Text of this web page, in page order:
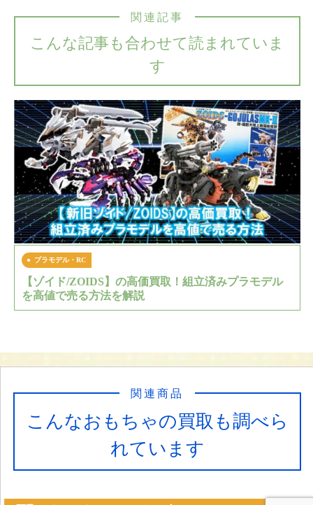
こんな記事も合わせて読まれていま
す
関連記事
プラモデル・RC
【ゾイド/ZOIDS】の高価買取！組立済みプラモデル
を高値で売る方法を解説
こんなおもちゃの買取も調べら
れています
関連商品